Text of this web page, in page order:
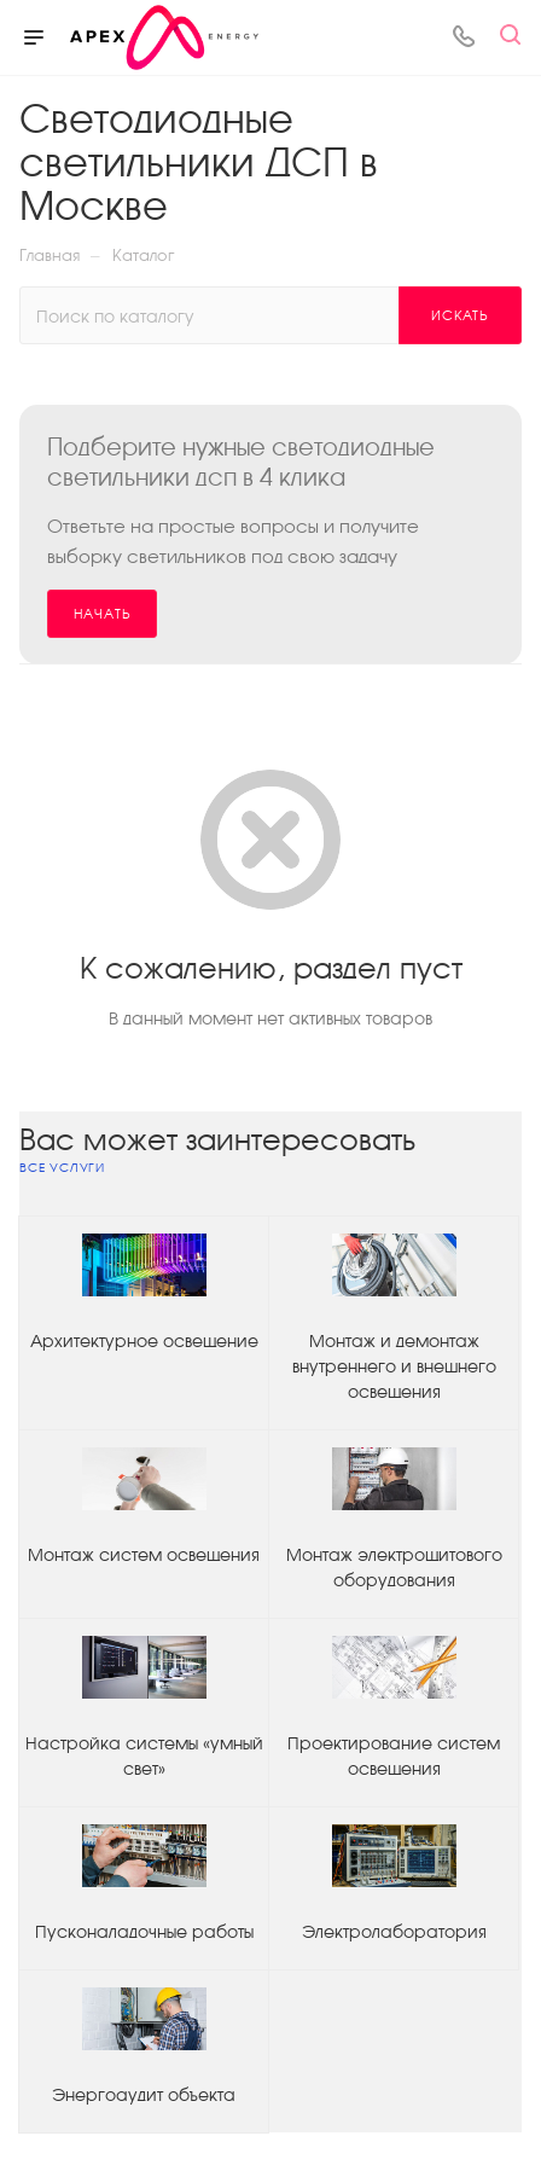
Светодиодные
светильники ДСП в
Москве
Главная — Каталог
ИСКАТЬ
Подберите нужные светодиодные
светильники дсп в 4 клика
Ответьте на простые вопросы и получите
выборку светильников под свою задачу
НАЧАТЬ
К сожалению, раздел пуст
В данный момент нет активных товаров
Вас может заинтересовать
ВСЕ УСЛУГИ
Архитектурное освещение
Монтаж и демонтаж
внутреннего и внешнего
освещения
Монтаж систем освещения
Монтаж электрощитового
оборудования
Настройка системы «умный
свет»
Проектирование систем
освещения
Пусконаладочные работы Электролаборатория
Энергоаудит объекта